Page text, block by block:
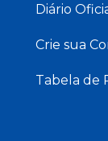
Diário
Crie sua
Tabela de